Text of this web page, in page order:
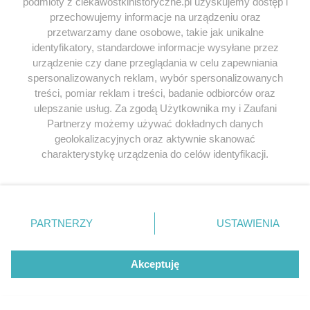
Odkryj najciekawsze książki historyczne w atrakcyjnych cenach. Sekcja
powstała we współpracy z Lubimyczytac.pl, największą społecznością
miłośników literatury w Polsce – dzięki temu możesz wybierać spośród
tytułów najwyżej ocenianych przez czytelników.
SERWIS
KONTAKT
przechowujemy informacje na urządzeniu oraz
przetwarzamy dane osobowe, takie jak unikalne
identyfikatory, standardowe informacje wysyłane przez
urządzenie czy dane przeglądania w celu zapewniania
spersonalizowanych reklam, wybór spersonalizowanych
treści, pomiar reklam i treści, badanie odbiorców oraz
ulepszanie usług. Za zgodą Użytkownika my i Zaufani
Partnerzy możemy używać dokładnych danych
geolokalizacyjnych oraz aktywnie skanować
charakterystykę urządzenia do celów identyfikacji.
zmienić/wycofać klikając przycisk ustawień prywatności
znajdujący się w lewym dolnym rogu strony
. Niektóre
użytkownika, ale masz prawo sprzeciwić się takiemu
przetwarzaniu. Preferencje będą miały zastosowania tylko
PARTNERZY USTAWIENIA
Akceptuję